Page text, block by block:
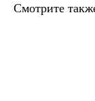
Смотрите